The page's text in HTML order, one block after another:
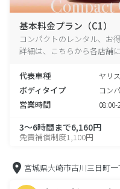
基本料金プラン（C1）
コンパクトのレンタル、お
詳細は、こちらから各店舗
代表車種 ヤリ
ボディタイプ コン
営業時間 08:00-
3～6時間まで6,160円
免責補償制度1,100円
宮城県大崎市古川三日町一